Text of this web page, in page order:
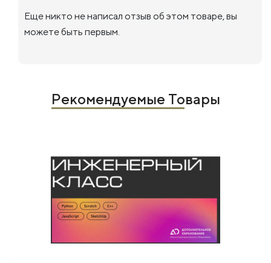
Еще никто не написал отзыв об этом товаре, вы
можете быть первым.
Рекомендуемые Товары